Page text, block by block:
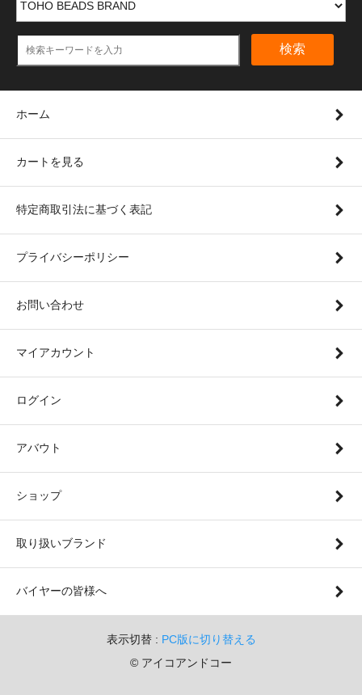
検索
ホーム
カートを見る
特定商取引法に基づく表記
プライバシーポリシー
お問い合わせ
マイアカウント
ログイン
アバウト
ショップ
取り扱いブランド
バイヤーの皆様へ
表示切替 : PC版に切り替える
© アイコアンドコー